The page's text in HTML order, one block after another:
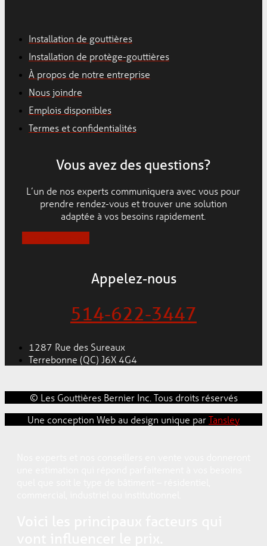
Installation de gouttières
Installation de protège-gouttières
À propos de notre entreprise
Nous joindre
Emplois disponibles
Termes et confidentialités
Vous avez des questions?
L’un de nos experts communiquera avec vous pour
prendre rendez-vous et trouver une solution
adaptée à vos besoins rapidement.
Appelez-nous
514-622-3447
1287 Rue des Sureaux
Terrebonne (QC) J6X 4G4
© Les Gouttières Bernier Inc. Tous droits réservés
Une conception Web au design unique parTansley